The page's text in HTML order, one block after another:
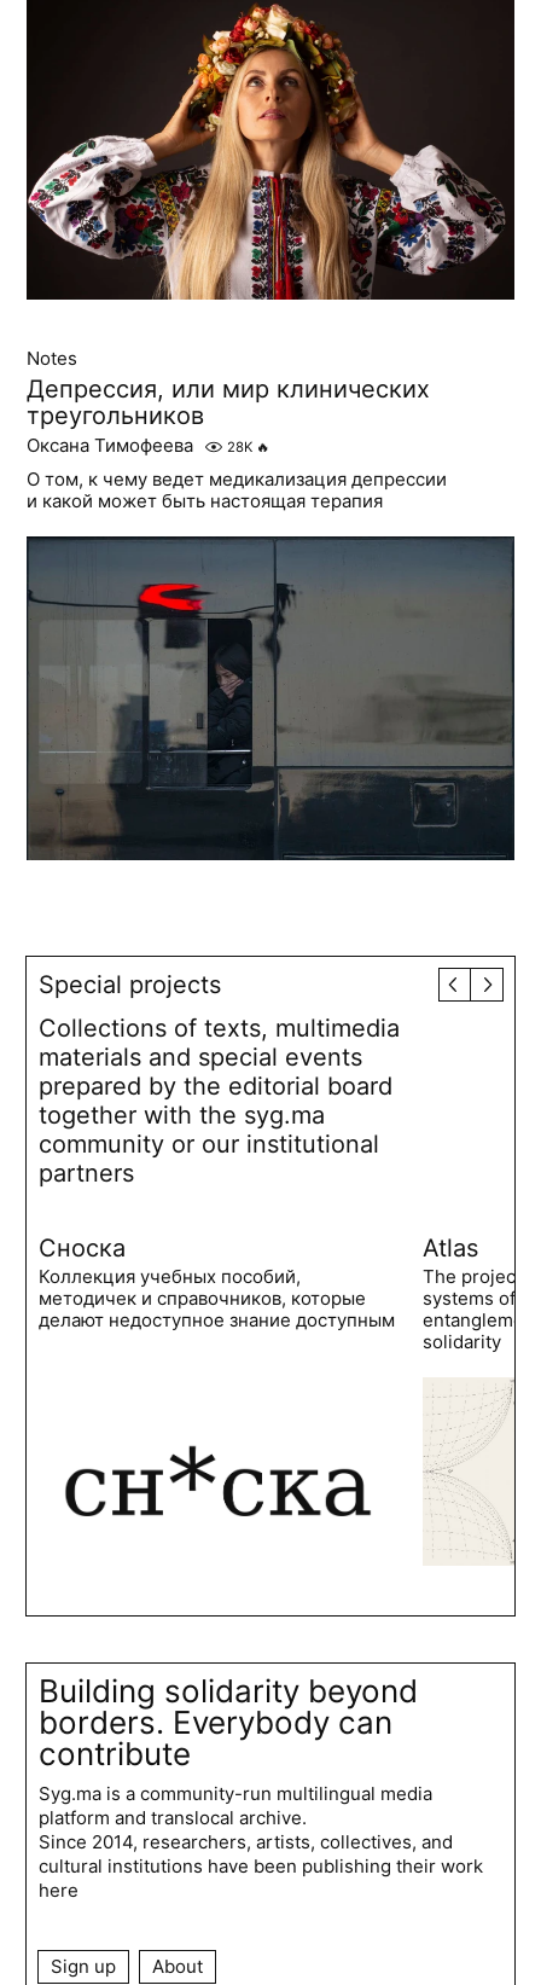
Notes
Депрессия, или мир клинических
треугольников
Оксана Тимофеева 28K 🔥
О том, к чему ведет медикализация депрессии
и какой может быть настоящая терапия
Special projects
Collections of texts, multimedia
materials and special events
prepared by the editorial board
together with the syg.ma
community or our institutional
partners
Сноска
Коллекция учебных пособий,
методичек и справочников, которые
делают недоступное знание доступным
Atlas
The project
systems of
solidarity
Building solidarity beyond
borders. Everybody can
contribute
Syg.ma is a community-run multilingual media
platform and translocal archive.
Since 2014, researchers, artists, collectives, and
cultural institutions have been publishing their work
here
Sign up About